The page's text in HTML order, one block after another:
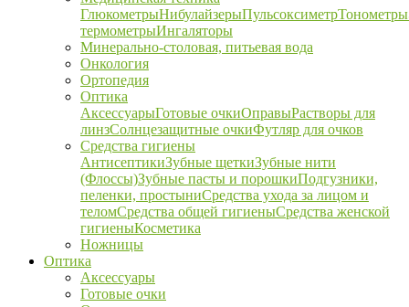
ГлюкометрыНибулайзерыПульсоксиметрТонометры
термометрыИнгаляторы
Минерально-столовая, питьевая вода
Онкология
Ортопедия
Оптика
АксессуарыГотовые очкиОправыРастворы для
линзСолнцезащитные очкиФутляр для очков
Средства гигиены
АнтисептикиЗубные щеткиЗубные нити
(Флоссы)Зубные пасты и порошкиПодгузники,
пеленки, простыниСредства ухода за лицом и
теломСредства общей гигиеныСредства женской
гигиеныКосметика
Ножницы
Оптика
Аксессуары
Готовые очки